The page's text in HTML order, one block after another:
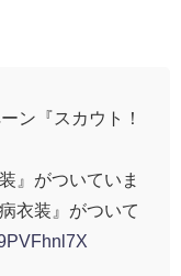
ン『スカウト！
』がついていま
衣装』がついて